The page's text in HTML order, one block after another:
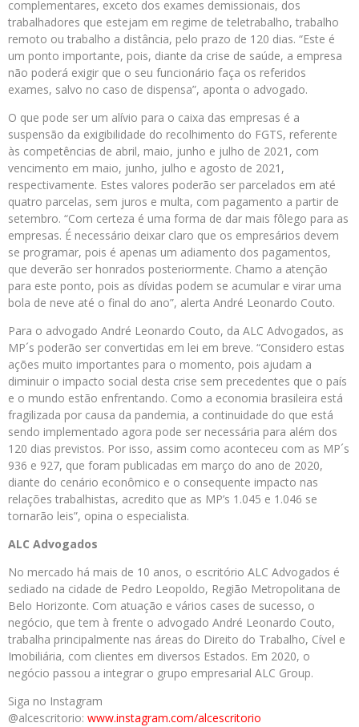
complementares, exceto dos exames demissionais, dos
trabalhadores que estejam em regime de teletrabalho, trabalho
remoto ou trabalho a distância, pelo prazo de 120 dias. “Este é
um ponto importante, pois, diante da crise de saúde, a empresa
não poderá exigir que o seu funcionário faça os referidos
exames, salvo no caso de dispensa”, aponta o advogado.
O que pode ser um alívio para o caixa das empresas é a
suspensão da exigibilidade do recolhimento do FGTS, referente
às competências de abril, maio, junho e julho de 2021, com
vencimento em maio, junho, julho e agosto de 2021,
respectivamente. Estes valores poderão ser parcelados em até
quatro parcelas, sem juros e multa, com pagamento a partir de
setembro. “Com certeza é uma forma de dar mais fôlego para as
empresas. É necessário deixar claro que os empresários devem
se programar, pois é apenas um adiamento dos pagamentos,
que deverão ser honrados posteriormente. Chamo a atenção
para este ponto, pois as dívidas podem se acumular e virar uma
bola de neve até o final do ano”, alerta André Leonardo Couto.
Para o advogado André Leonardo Couto, da ALC Advogados, as
MP´s poderão ser convertidas em lei em breve. “Considero estas
ações muito importantes para o momento, pois ajudam a
diminuir o impacto social desta crise sem precedentes que o país
e o mundo estão enfrentando. Como a economia brasileira está
fragilizada por causa da pandemia, a continuidade do que está
sendo implementado agora pode ser necessária para além dos
120 dias previstos. Por isso, assim como aconteceu com as MP´s
936 e 927, que foram publicadas em março do ano de 2020,
diante do cenário econômico e o consequente impacto nas
relações trabalhistas, acredito que as MP’s 1.045 e 1.046 se
tornarão leis”, opina o especialista.
ALC Advogados
No mercado há mais de 10 anos, o escritório ALC Advogados é
sediado na cidade de Pedro Leopoldo, Região Metropolitana de
Belo Horizonte. Com atuação e vários cases de sucesso, o
negócio, que tem à frente o advogado André Leonardo Couto,
trabalha principalmente nas áreas do Direito do Trabalho, Cível e
Imobiliária, com clientes em diversos Estados. Em 2020, o
negócio passou a integrar o grupo empresarial ALC Group.
Siga no Instagram
@alcescritorio: www.instagram.com/alcescritorio